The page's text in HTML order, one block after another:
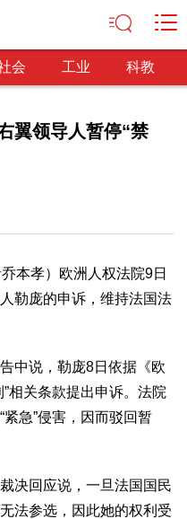
会 工业 科教
民主政治
观察思考
文化事业
艺术百家
翼领导人暂停“禁
孝）欧洲人权法院9日
勒庞的申诉，维持法国法
说，勒庞8日依据《欧
相关条款提出申诉。法院
急”侵害，因而驳回暂
回应说，一旦法国国民
法参选，因此她的权利受